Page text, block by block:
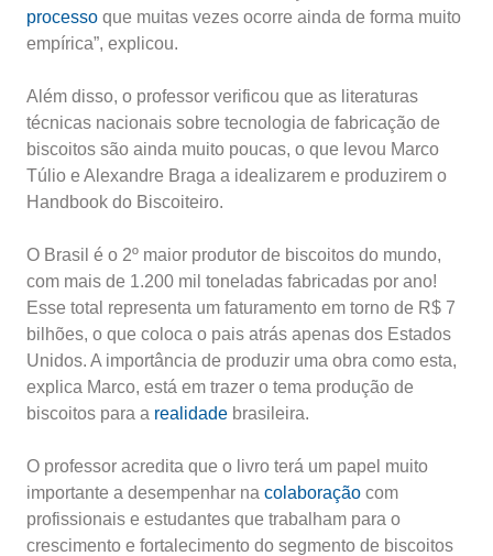
processo que muitas vezes ocorre ainda de forma muito
empírica”, explicou.
Além disso, o professor verificou que as literaturas
técnicas nacionais sobre tecnologia de fabricação de
biscoitos são ainda muito poucas, o que levou Marco
Túlio e Alexandre Braga a idealizarem e produzirem o
Handbook do Biscoiteiro.
O Brasil é o 2º maior produtor de biscoitos do mundo,
com mais de 1.200 mil toneladas fabricadas por ano!
Esse total representa um faturamento em torno de R$ 7
bilhões, o que coloca o pais atrás apenas dos Estados
Unidos. A importância de produzir uma obra como esta,
explica Marco, está em trazer o tema produção de
biscoitos para a realidade brasileira.
O professor acredita que o livro terá um papel muito
importante a desempenhar na colaboração com
profissionais e estudantes que trabalham para o
crescimento e fortalecimento do segmento de biscoitos